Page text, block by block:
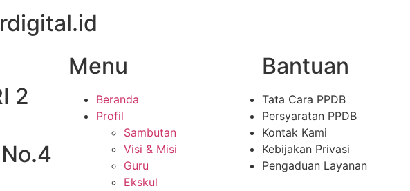
2
Menu
Beranda
Profil
Sambutan
Visi & Misi
Guru
Ekskul
Bantuan
Tata Cara PPDB
Persyaratan PPDB
Kontak Kami
Kebijakan Privasi
Pengaduan Layanan